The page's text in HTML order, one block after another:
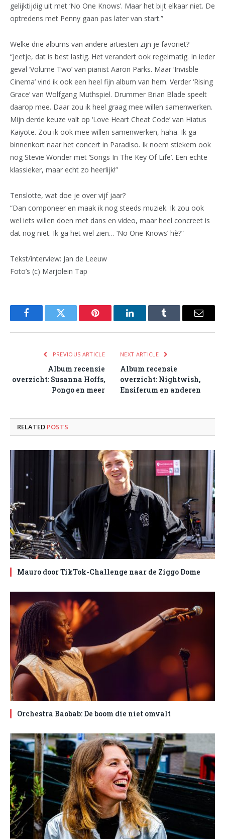
gelijktijdig uit met ‘No One Knows’. Maar het bijt elkaar niet. De
optredens met Penny gaan pas later van start.”
Welke drie albums van andere artiesten zijn je favoriet?
“Jeetje, dat is best lastig. Het verandert ook regelmatig. In ieder
geval ‘Volume Two’ van pianist Aaron Parks. Maar ‘Invisble
Cinema’ vind ik ook een heel fijn album van hem. Verder ‘Rising
Grace’ van Wolfgang Muthspiel. Drummer Brian Blade speelt
daarop mee. Daar zou ik heel graag mee willen samenwerken.
Mijn derde keuze valt op ‘Love Heart Cheat Code’ van Hiatus
Kaiyote. Zou ik ook mee willen samenwerken, haha. Ik ga
binnenkort naar het concert in Paradiso. Ik noem stiekem ook
nog Stevie Wonder met ‘Songs In The Key Of Life’. Een echte
klassieker, maar echt zo heerlijk!”
Tenslotte, wat doe je over vijf jaar?
“Dan componeer en maak ik nog steeds muziek. Ik zou ook
wel iets willen doen met dans en video, maar heel concreet is
dat nog niet. Ik ga het wel zien… ‘No One Knows’ hè?”
Tekst/interview: Jan de Leeuw
Foto’s (c) Marjolein Tap
FacebookTwitter Pinterest LinkedInTumblr Email
PREVIOUS ARTICLE
Album recensie
overzicht: Susanna Hoffs,
Pongo en meer
NEXT ARTICLE
Album recensie
overzicht: Nightwish,
Ensiferum en anderen
RELATED POSTS
Mauro door TikTok-Challenge naar de Ziggo Dome
Orchestra Baobab: De boom die niet omvalt